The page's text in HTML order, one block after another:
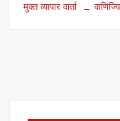
मुक्त व्यापार वार्ता